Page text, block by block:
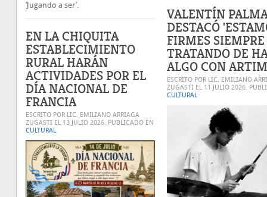
‘Jugando a ser’.
EN LA CHIQUITA
ESTABLECIMIENTO
RURAL HARÁN
ACTIVIDADES POR EL
DÍA NACIONAL DE
FRANCIA
ESCRITO POR LIC. EMILIANO ARRIAGA
ZUGASTI EL 13 JULIO 2026. PUBLICADO EN
CULTURAL
VALENTÍN
DESTACÓ
FIRMES SIEMPRE
TRATANDO DE
ALGO CON
ESCRITO POR LIC. EMILIANO
ZUGASTI EL 11 JULIO 2026.
CULTURAL